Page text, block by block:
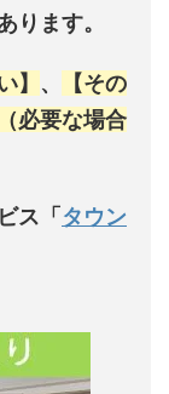
ります。
】 、
【その
（必要な場合
ス「 タウン